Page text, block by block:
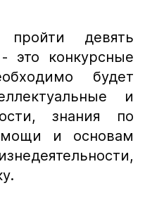
пройти девять
это конкурсные
будет
и
знания по
и основам